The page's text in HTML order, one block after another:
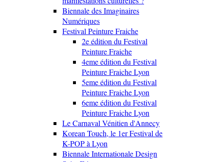
Biennale des Imaginaires
Numériques
Festival Peinture Fraiche
2e édition du Festival
Peinture Fraiche
4eme édition du Festival
Peinture Fraiche Lyon
5eme édition du Festival
Peinture Fraiche Lyon
6eme édition du Festival
Peinture Fraiche Lyon
Le Carnaval Vénitien d'Annecy
Korean Touch, le 1er Festival de
K-POP à Lyon
Biennale Internationale Design